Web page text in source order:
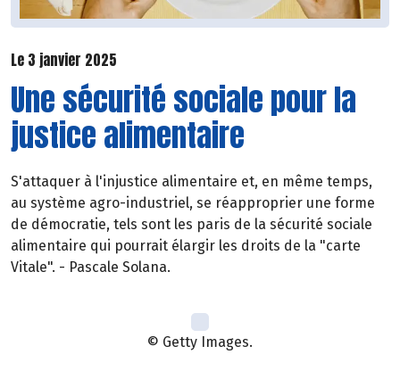
Le 3 janvier 2025
Une sécurité sociale pour la
justice alimentaire
S'attaquer à l'injustice alimentaire et, en même temps,
au système agro-industriel, se réapproprier une forme
de démocratie, tels sont les paris de la sécurité sociale
alimentaire qui pourrait élargir les droits de la "carte
Vitale". - Pascale Solana.
© Getty Images.